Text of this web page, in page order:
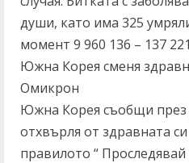
души, като има 325
момент 9 960 136 – 137
Южна Корея сменя
Омикрон
Южна Корея съобщи през
отхвърля от здравната
правилото “